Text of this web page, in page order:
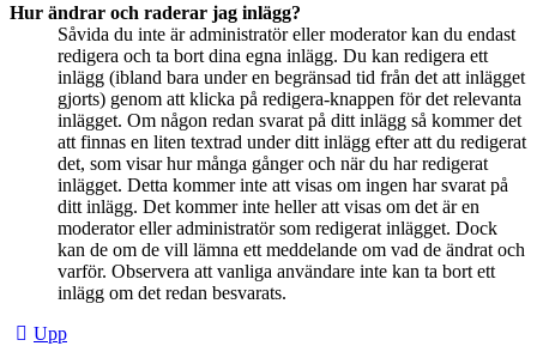
Hur ändrar och raderar jag inlägg?
Såvida du inte är administratör eller moderator kan du endast
redigera och ta bort dina egna inlägg. Du kan redigera ett
inlägg (ibland bara under en begränsad tid från det att inlägget
gjorts) genom att klicka på redigera-knappen för det relevanta
inlägget. Om någon redan svarat på ditt inlägg så kommer det
att finnas en liten textrad under ditt inlägg efter att du redigerat
det, som visar hur många gånger och när du har redigerat
inlägget. Detta kommer inte att visas om ingen har svarat på
ditt inlägg. Det kommer inte heller att visas om det är en
moderator eller administratör som redigerat inlägget. Dock
kan de om de vill lämna ett meddelande om vad de ändrat och
varför. Observera att vanliga användare inte kan ta bort ett
inlägg om det redan besvarats.
Upp